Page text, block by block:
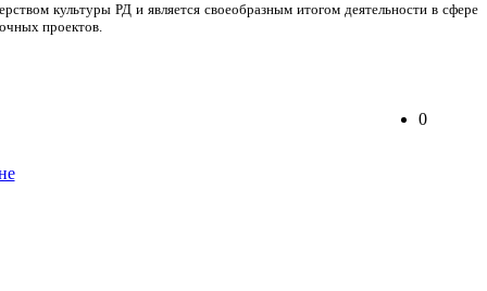
культуры РД и является своеобразным итогом деятельности в сфере
проектов.
0